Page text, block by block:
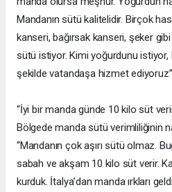
Mandanın sütü kalitelidir. Birçok
kanseri, bağırsak kanseri, şeker
sütü istiyor. Kimi yoğurdunu
şekilde vatandaşa hizmet
“İyi bir manda günde 10 kilo süt
Bölgede manda sütü verimliliğinin
“Mandanın çok aşırı sütü olmaz.
sabah ve akşam 10 kilo süt verir.
kurduk. İtalya’dan manda ırkları